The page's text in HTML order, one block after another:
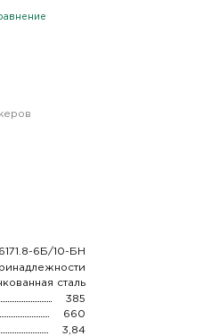
6171.8-6Б/10-БН
сталь
385
660
3,84